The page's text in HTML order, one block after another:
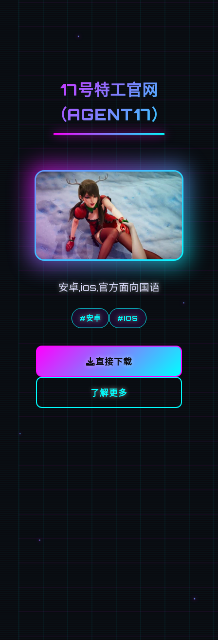
17号特工官网
（AGENT17）
安卓,ios,官方面向国语
#安卓 #IOS
直接下载
了解更多